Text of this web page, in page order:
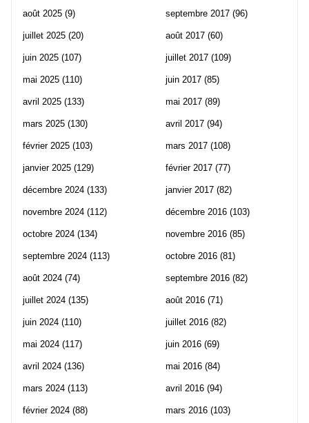
août 2025 (9)
juillet 2025 (20)
juin 2025 (107)
mai 2025 (110)
avril 2025 (133)
mars 2025 (130)
février 2025 (103)
janvier 2025 (129)
décembre 2024 (133)
novembre 2024 (112)
octobre 2024 (134)
septembre 2024 (113)
août 2024 (74)
juillet 2024 (135)
juin 2024 (110)
mai 2024 (117)
avril 2024 (136)
mars 2024 (113)
février 2024 (88)
septembre 2017 (96)
août 2017 (60)
juillet 2017 (109)
juin 2017 (85)
mai 2017 (89)
avril 2017 (94)
mars 2017 (108)
février 2017 (77)
janvier 2017 (82)
décembre 2016 (103)
novembre 2016 (85)
octobre 2016 (81)
septembre 2016 (82)
août 2016 (71)
juillet 2016 (82)
juin 2016 (69)
mai 2016 (84)
avril 2016 (94)
mars 2016 (103)